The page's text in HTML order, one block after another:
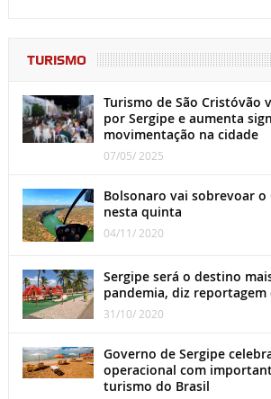
TURISMO
Turismo de São Cristóvão
por Sergipe e aumenta
movimentação na cidade
07/05/ 2025
Bolsonaro vai sobrevoar o
nesta quinta
04/11/ 2020
Sergipe será o destino
pandemia, diz reportagem
31/10/ 2020
Governo de Sergipe
operacional com
turismo do Brasil